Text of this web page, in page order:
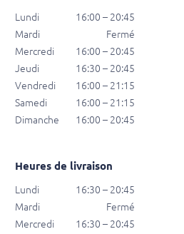
Lundi
16:00 – 20:45
Mardi
Fermé
Mercredi
16:00 – 20:45
Jeudi
16:30 – 20:45
Vendredi
16:00 – 21:15
Samedi
16:00 – 21:15
Dimanche
16:00 – 20:45
Heures de livraison
Lundi
16:30 – 20:45
Mardi
Fermé
Mercredi
16:30 – 20:45